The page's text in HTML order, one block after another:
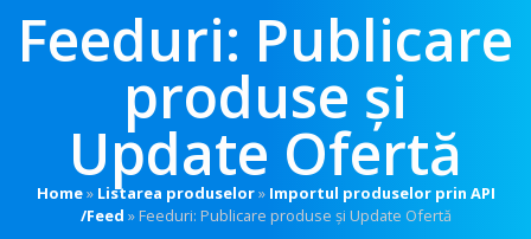
Feeduri: Publicare
produse și
Update Ofertă
Home» Listarea produselor» Importul produselor prin API
/Feed »Feeduri: Publicare produse și Update Ofertă